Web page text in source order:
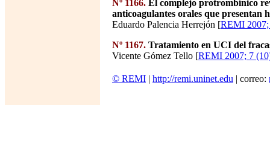
Nº 1166. El complejo protrombínico
anticoagulantes orales que presentan
Eduardo Palencia Herrejón [REMI 2007;
Nº 1167. Tratamiento en UCI del
Vicente Gómez Tello [REMI 2007; 7
© REMI | http://remi.uninet.edu | correo: